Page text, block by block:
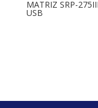
MATRIZ SRP-
USB